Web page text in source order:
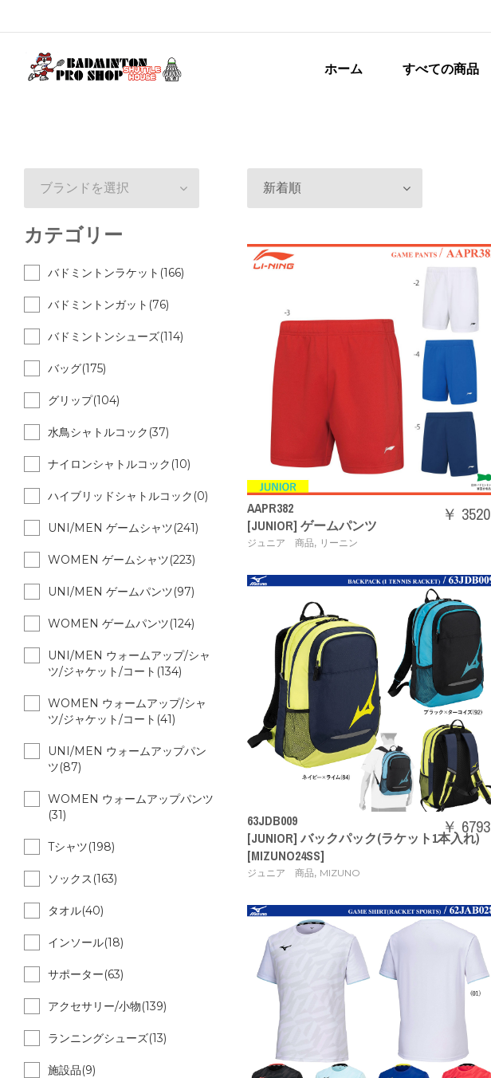
ホーム すべての商品
新着順
AAPR382
[JUNIOR] ゲームパンツ
ジュニア 商品, リーニン
￥ 3520
63JDB009
[JUNIOR] バックパック(ラケット1本入れ)
[MIZUNO24SS]
ジュニア 商品, MIZUNO
￥ 6793
ブランドを選択
カテゴリー
バドミントンラケット(166)
バドミントンガット(76)
バドミントンシューズ(114)
バッグ(175)
グリップ(104)
水鳥シャトルコック(37)
ナイロンシャトルコック(10)
ハイブリッドシャトルコック(0)
UNI/MEN ゲームシャツ(241)
WOMEN ゲームシャツ(223)
UNI/MEN ゲームパンツ(97)
WOMEN ゲームパンツ(124)
UNI/MEN ウォームアップ/シャ
ツ/ジャケット/コート(134)
WOMEN ウォームアップ/シャ
ツ/ジャケット/コート(41)
UNI/MEN ウォームアップパン
ツ(87)
WOMEN ウォームアップパンツ
(31)
Tシャツ(198)
ソックス(163)
タオル(40)
インソール(18)
サポーター(63)
アクセサリー/小物(139)
ランニングシューズ(13)
施設品(9)